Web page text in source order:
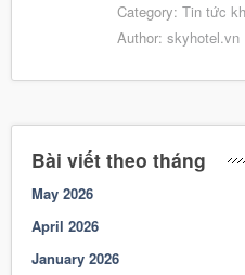
Category:Tin tức
Author:skyhotel.vn
Bài viết theo tháng
May 2026
April 2026
January 2026